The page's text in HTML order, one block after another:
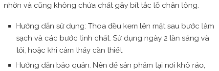
nhờn và cũng không chứa chất gây bít tắc lỗ chân lông.
Hướng dẫn sử dụng: Thoa đều kem lên mặt sau bước làm
sạch và các bước tinh chất. Sử dụng ngày 2 lần sáng và
tối, hoặc khi cảm thấy cần thiết.
Hướng dẫn bảo quản: Nên để sản phẩm tại nơi khô ráo,